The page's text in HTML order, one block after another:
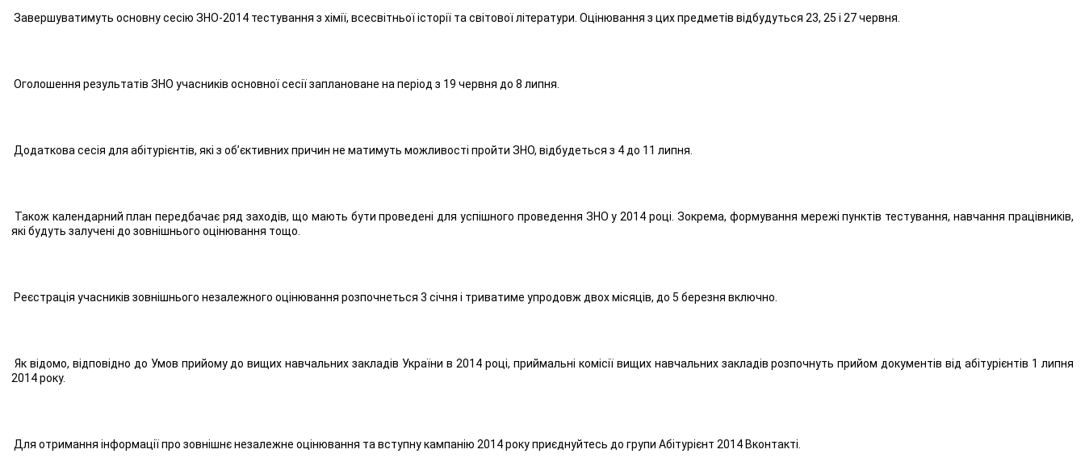
Завершуватимуть основну сесію ЗНО-2014 тестування з хімії, всесвітньої історії та світової літератури. Оцінювання з цих предметів відбудуться 23, 25 і 27 червня.
Оголошення результатів ЗНО учасників основної сесії заплановане на період з 19 червня до 8 липня.
Додаткова сесія для абітурієнтів, які з об’єктивних причин не матимуть можливості пройти ЗНО, відбудеться з 4 до 11 липня.
Також календарний план передбачає ряд заходів, що мають бути проведені для успішного проведення ЗНО у 2014 році. Зокрема, формування мережі пунктів тестування, навчання працівників,
які будуть залучені до зовнішнього оцінювання тощо.
Реєстрація учасників зовнішнього незалежного оцінювання розпочнеться 3 січня і триватиме упродовж двох місяців, до 5 березня включно.
Як відомо, відповідно до Умов прийому до вищих навчальних закладів України в 2014 році, приймальні комісії вищих навчальних закладів розпочнуть прийом документів від абітурієнтів 1 липня
2014 року.
Для отримання інформації про зовнішнє незалежне оцінювання та вступну кампанію 2014 року приєднуйтесь до групи Абітурієнт 2014 Вконтакті.